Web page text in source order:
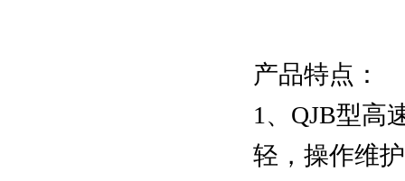
产品特点：
1、QJB型高
轻，操作维